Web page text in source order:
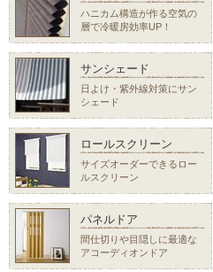
ハニカム構造が作る空気の
層で冷暖房効率UP！
サンシェード
日よけ・紫外線対策にサン
シェード
ロールスクリーン
サイズオーダーできるロー
ルスクリーン
パネルドア
間仕切りや目隠しに最適な
アコーディオンドア